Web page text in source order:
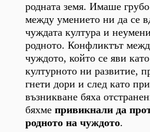
родната земя. Имаше
между умението ни да се
чуждата култура и
родното. Конфликтът
чуждото, който се яви
културното ни развитие,
гнети дори и след като
възникване бяха
бяхме привикнали да
родното на чуждото.